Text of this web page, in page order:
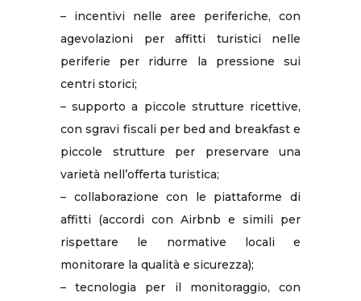
– incentivi nelle aree periferiche, con
agevolazioni per affitti turistici nelle
periferie per ridurre la pressione sui
centri storici;
– supporto a piccole strutture ricettive,
con sgravi fiscali per bed and breakfast e
piccole strutture per preservare una
varietà nell’offerta turistica;
– collaborazione con le piattaforme di
affitti (accordi con Airbnb e simili per
rispettare le normative locali e
monitorare la qualità e sicurezza);
– tecnologia per il monitoraggio, con